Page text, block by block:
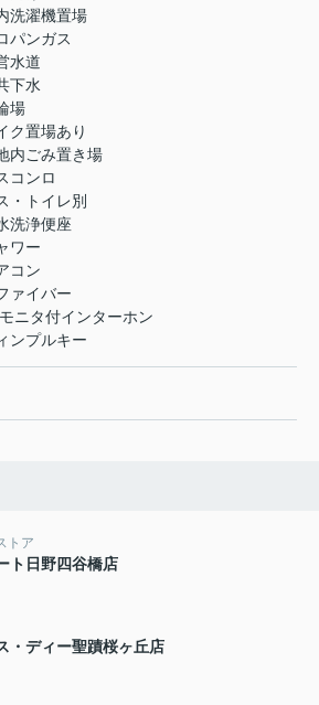
洗濯機置場
パンガス
水道
下水
場
ク置場あり
内ごみ置き場
コンロ
・トイレ別
洗浄便座
ワー
コン
ァイバー
ニタ付インターホン
ンプルキー
トア
ト日野四谷橋店
・ディー聖蹟桜ヶ丘店